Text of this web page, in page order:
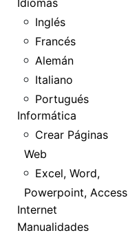
Inglés
Francés
Alemán
Italiano
Portugués
Informática
Crear Páginas
Web
Excel, Word,
Powerpoint, Access
Internet
Manualidades